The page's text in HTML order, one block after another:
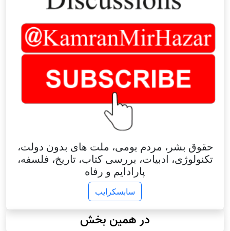
حقوق بشر، مردم بومی، ملت های بدون دولت،
تکنولوژی، ادبیات، بررسی کتاب، تاریخ، فلسفه،
پارادایم و رفاه
سابسکرایب
در همین بخش